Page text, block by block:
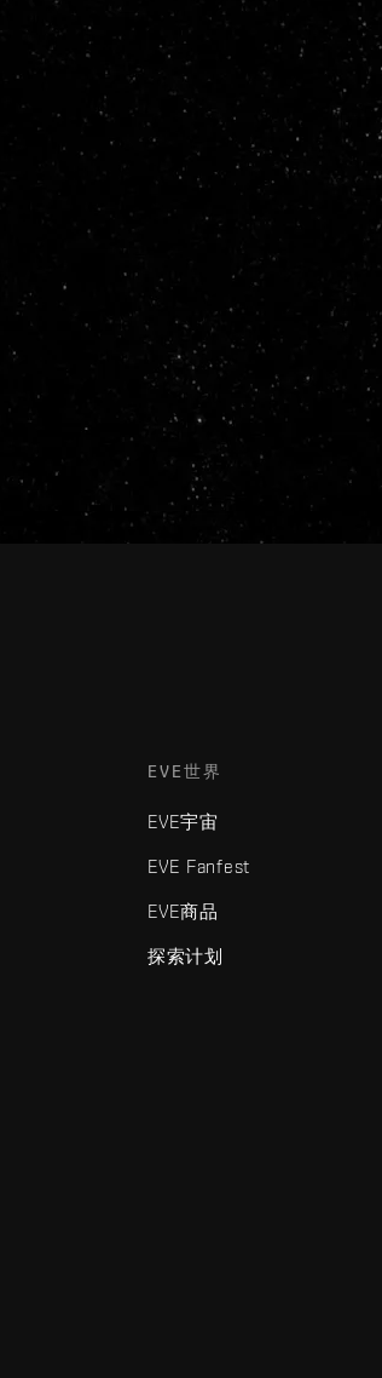
EVE世界
EVE宇宙
EVE Fanfest
EVE商品
探索计划